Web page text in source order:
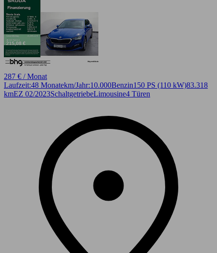
287 € / Monat
Laufzeit:48 Monatekm/Jahr:10.000Benzin150 PS (110 kW)83.318
kmEZ 02/2023SchaltgetriebeLimousine4 Türen